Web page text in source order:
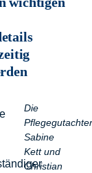
Die
Sabine
Kett und
Christian